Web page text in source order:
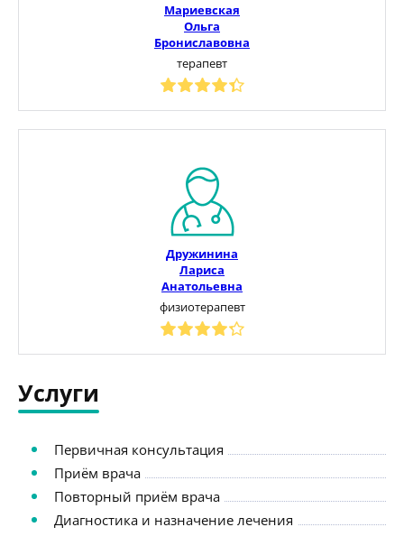
Мариевская
Ольга
Брониславовна
терапевт
Дружинина
Лариса
Анатольевна
физиотерапевт
Услуги
Первичная консультация
Приём врача
Повторный приём врача
Диагностика и назначение лечения